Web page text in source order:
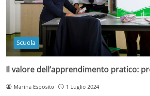
Scuola
Il valore dell’apprendimento pratico:
Marina Esposito 1 Luglio 2024